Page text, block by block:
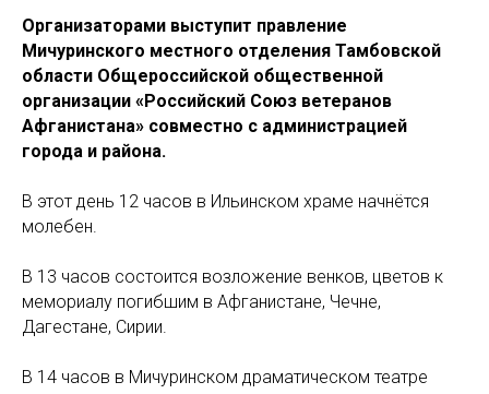
Организаторами выступит правление
Мичуринского местного отделения Тамбовской
области Общероссийской общественной
организации «Российский Союз ветеранов
Афганистана» совместно с администрацией
города и района.
В этот день 12 часов в Ильинском храме начнётся
молебен.
В 13 часов состоится возложение венков, цветов к
мемориалу погибшим в Афганистане, Чечне,
Дагестане, Сирии.
В 14 часов в Мичуринском драматическом театре